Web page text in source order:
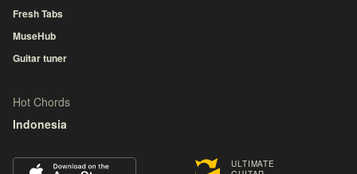
ULTIMATE
Fresh Tabs
MuseHub
Guitar tuner
Hot Chords
Indonesia